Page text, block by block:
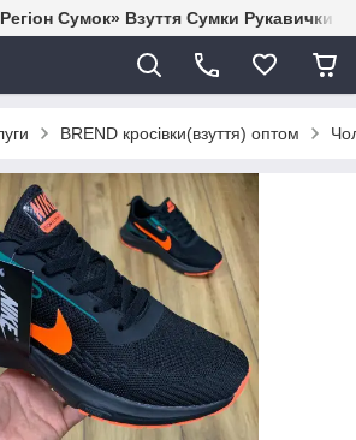
Сумок» Взуття Сумки Рукавички
BREND кросівки(взуття) оптом